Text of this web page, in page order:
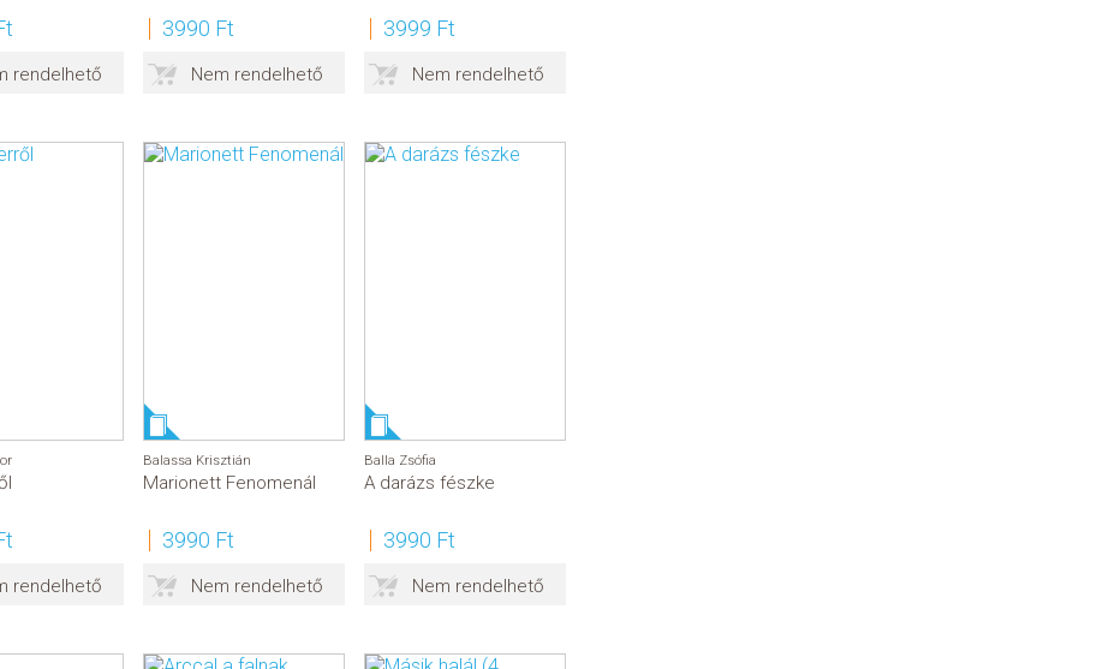
rendelhető
3990 Ft
Nem rendelhető
3999 Ft
Nem rendelhető
rendelhető
Balassa Krisztián
Marionett Fenomenál
3990 Ft
Nem rendelhető
Balla Zsófia
A darázs fészke
3990 Ft
Nem rendelhető